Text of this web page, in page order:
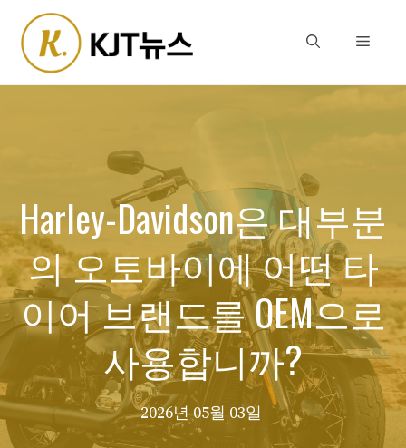
content
Menu
Harley-Davidson은 대부분
의 오토바이에 어떤 타
이어 브랜드를 OEM으로
사용합니까?
2026년 05월 03일